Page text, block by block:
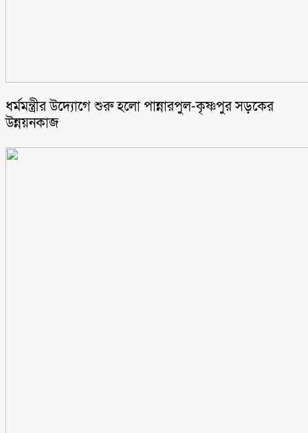
ধর্মমন্ত্রীর উদ্যোগে শুরু হলো পান্নারপুল-কৃষ্ণপুর সড়কের
উন্নয়নকাজ